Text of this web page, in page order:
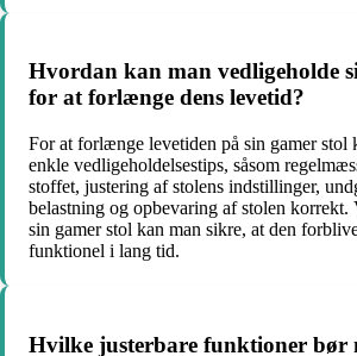
Hvordan kan man vedligeholde
for at forlænge dens levetid?
For at forlænge levetiden på sin gamer stol
enkle vedligeholdelsestips, såsom
stoffet, justering af stolens indstillinger,
belastning og opbevaring af stolen korrekt.
sin gamer stol kan man sikre, at den
funktionel i lang tid.
Hvilke justerbare funktioner bør